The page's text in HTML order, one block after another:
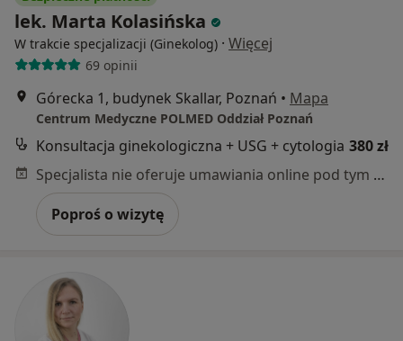
lek. Marta Kolasińska
W trakcie specjalizacji (Ginekolog) · Więcej
69 opinii
Górecka 1, budynek Skallar, Poznań • Mapa
Centrum Medyczne POLMED Oddział Poznań
Konsultacja ginekologiczna + USG + cytologia 380 zł
Specjalista nie oferuje umawiania online pod tym adresem.
Poproś o wizytę